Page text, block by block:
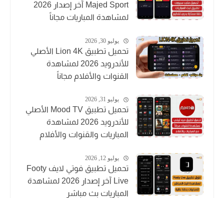
Majed Sport آخر إصدار 2026
لمشاهدة المباريات مجاناً
يوليو 30, 2026
تحميل تطبيق Lion 4K الأصلي
للأندرويد 2026 لمشاهدة
القنوات والأفلام مجاناً
يوليو 31, 2026
تحميل تطبيق Mood TV الأصلي
للأندرويد 2026 لمشاهدة
المباريات والقنوات والأفلام
يوليو 12, 2026
تحميل تطبيق فوتي لايف Footy
Live آخر إصدار 2026 لمشاهدة
المباريات بث مباشر